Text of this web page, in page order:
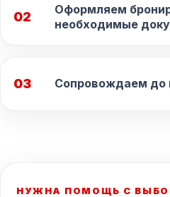
02
Оформляем
необходимые
03 Сопровождаем до
НУЖНА ПОМОЩЬ С